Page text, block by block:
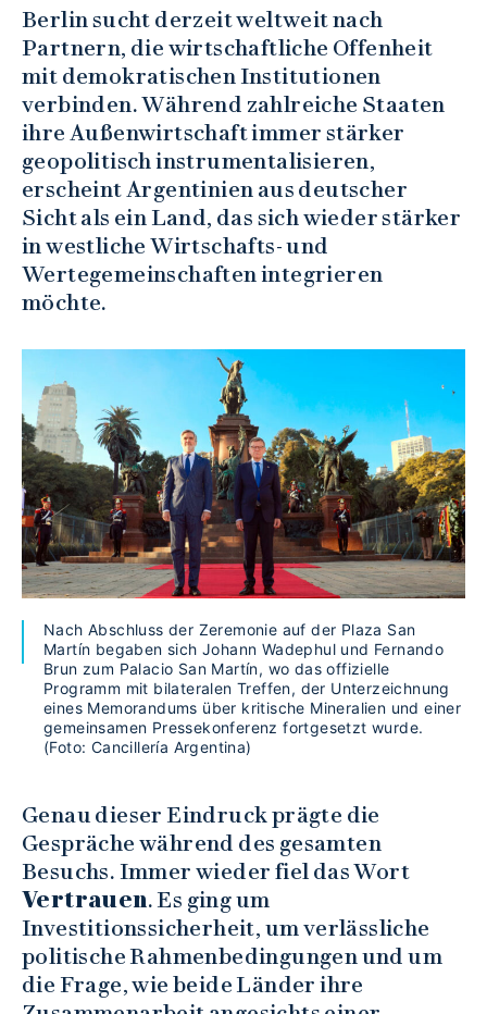
Berlin sucht derzeit weltweit nach
Partnern, die wirtschaftliche Offenheit
mit demokratischen Institutionen
verbinden. Während zahlreiche Staaten
ihre Außenwirtschaft immer stärker
geopolitisch instrumentalisieren,
erscheint Argentinien aus deutscher
Sicht als ein Land, das sich wieder stärker
in westliche Wirtschafts- und
Wertegemeinschaften integrieren
möchte.
Nach Abschluss der Zeremonie auf der Plaza San
Martín begaben sich Johann Wadephul und Fernando
Brun zum Palacio San Martín, wo das offizielle
Programm mit bilateralen Treffen, der Unterzeichnung
eines Memorandums über kritische Mineralien und einer
gemeinsamen Pressekonferenz fortgesetzt wurde.
(Foto: Cancillería Argentina)
Genau dieser Eindruck prägte die
Gespräche während des gesamten
Besuchs. Immer wieder fiel das Wort
Vertrauen. Es ging um
Investitionssicherheit, um verlässliche
politische Rahmenbedingungen und um
die Frage, wie beide Länder ihre